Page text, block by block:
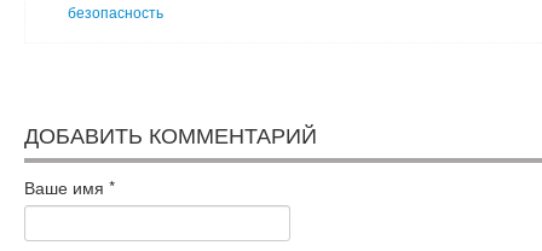
безопасность
ДОБАВИТЬ КОММЕНТАРИЙ
Ваше имя *